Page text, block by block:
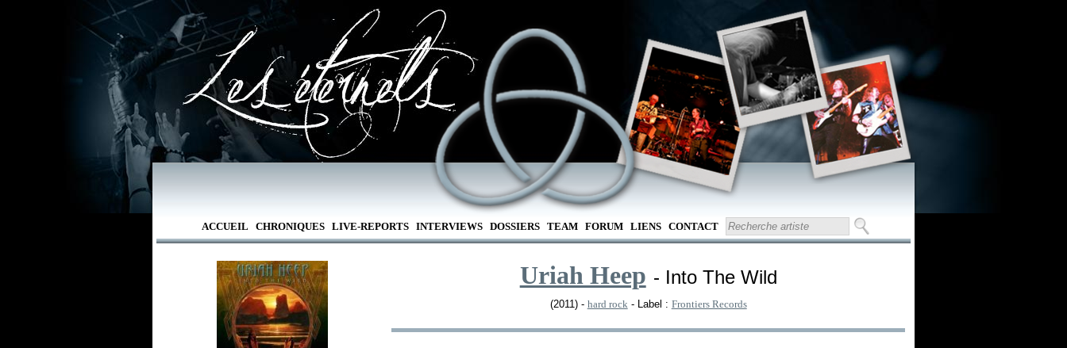
ACCUEIL CHRONIQUES LIVE-REPORTS INTERVIEWS DOSSIERS TEAM FORUM LIENS CONTACT
Uriah Heep - Into The Wild
(2011) - hard rock - Label : Frontiers Records